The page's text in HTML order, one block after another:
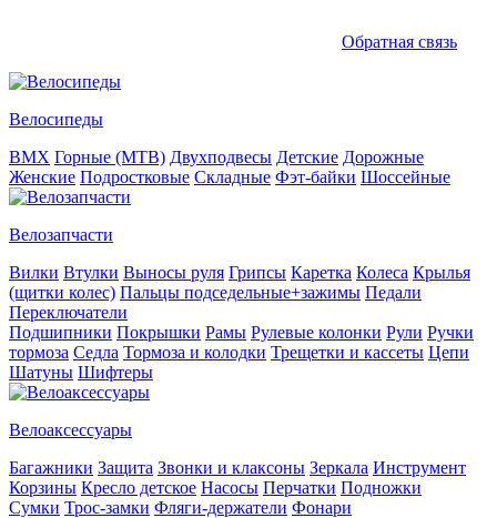
Обратная связь
Велосипеды
BMX Горные (MTB) Двухподвесы Детские Дорожные
Женские Подростковые Складные Фэт-байки Шоссейные
Велозапчасти
Вилки Втулки Выносы руля Грипсы Каретка Колеса Крылья
(щитки колес) Пальцы подседельные+зажимы Педали
Переключатели
Подшипники Покрышки Рамы Рулевые колонки Рули Ручки
тормоза Седла Тормоза и колодки Трещетки и кассеты Цепи
Шатуны Шифтеры
Велоаксессуары
Багажники Защита Звонки и клаксоны Зеркала Инструмент
Корзины Кресло детское Насосы Перчатки Подножки
Сумки Трос-замки Фляги-держатели Фонари